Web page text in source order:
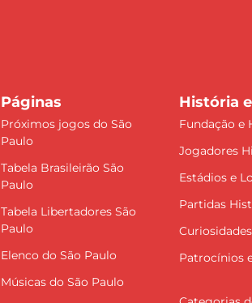
Páginas
Próximos jogos do São
Paulo
Tabela Brasileirão São
Paulo
Tabela Libertadores São
Paulo
Elenco do São Paulo
Músicas do São Paulo
História
Fundação e
Jogadores
Estádios e
Partidas
Patrocínios